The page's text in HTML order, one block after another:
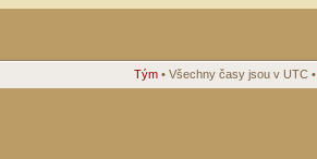
Tým • Všechny časy jsou v UTC •